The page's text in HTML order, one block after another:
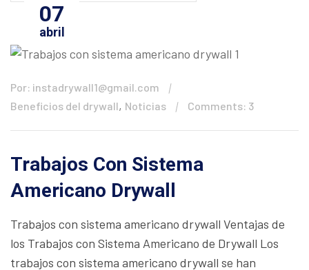
07
abril
Por: instadrywall1@gmail.com
Beneficios del drywall, Noticias Comments: 3
Trabajos Con Sistema
Americano Drywall
Trabajos con sistema americano drywall Ventajas de
los Trabajos con Sistema Americano de Drywall Los
trabajos con sistema americano drywall se han